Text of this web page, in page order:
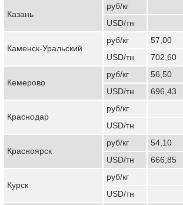
Казань
руб/кг
USD/тн
Каменск-Уральский
руб/кг 57,00
USD/тн
702,60
Кемерово
руб/кг 56,50
USD/тн
696,43
Краснодар
руб/кг
USD/тн
Красноярск
руб/кг 54,10
USD/тн
666,85
Курск
руб/кг
USD/тн